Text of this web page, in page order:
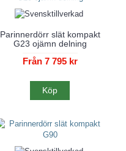
Parinnerdörr slät kompakt
G23 ojämn delning
Från 7 795 kr
Köp